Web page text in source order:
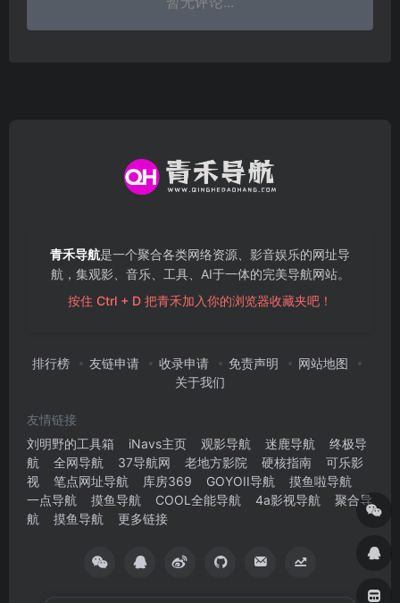
青禾导航是一个聚合各类网络资源、影音娱乐的网址导
航，集观影、音乐、工具、AI于一体的完美导航网站。
按住 Ctrl + D 把青禾加入你的浏览器收藏夹吧！
排行榜 友链申请 收录申请 免责声明
网站地图
关于我们
友情链接
刘明野的工具箱
iNavs主页 观影导航 迷鹿导航
终极导
航
全网导航 37导航网 老地方影院 硬核指南
可乐影
视
笔点网址导航 库房369 GOYOII导航
摸鱼啦导航
一点导航
摸鱼导航 COOL全能导航 4a影视导航
聚合导
航
摸鱼导航 更多链接